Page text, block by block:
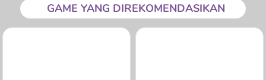
GAME YANG DIREKOMENDASIKAN